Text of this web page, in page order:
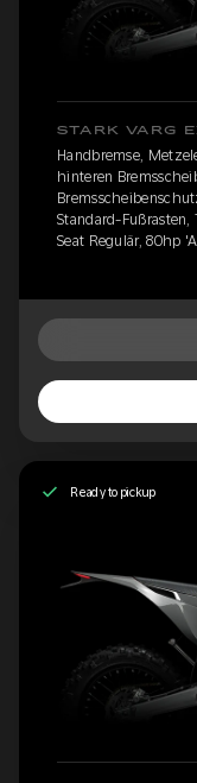
STARK VARG
Handbremse,
hinteren
Standard-
Seat Regulär, 80hp
Ready to pickup